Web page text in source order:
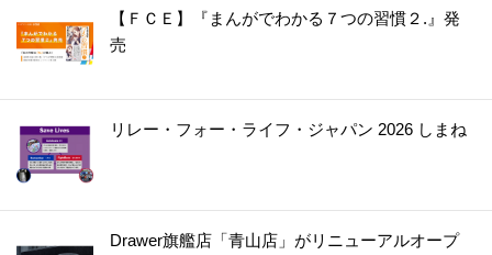
【ＦＣＥ】『まんがでわかる７つの習慣２.』発
売
リレー・フォー・ライフ・ジャパン 2026 しまね
Drawer旗艦店「青山店」がリニューアルオープ